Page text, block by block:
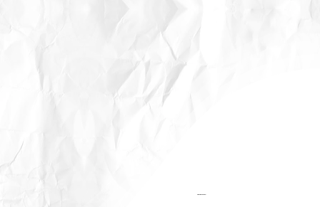
Aktualisiert: